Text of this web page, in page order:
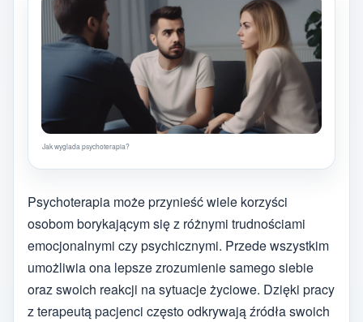
Jak wyglada psychoterapia?
Psychoterapia może przynieść wiele korzyści
osobom borykającym się z różnymi trudnościami
emocjonalnymi czy psychicznymi. Przede wszystkim
umożliwia ona lepsze zrozumienie samego siebie
oraz swoich reakcji na sytuacje życiowe. Dzięki pracy
z terapeutą pacjenci często odkrywają źródła swoich